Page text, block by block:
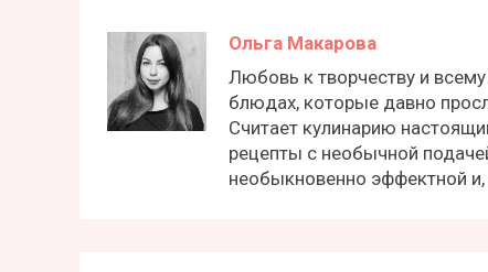
Ольга Макарова
Любовь к творчеству и
блюдах, которые давно
Считает кулинарию
рецепты с необычной
необыкновенно эффектной